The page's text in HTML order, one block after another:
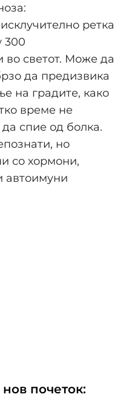
ретка
300
во светот. Може да
да предизвика
на градите, како
време не
спие од болка.
но
со хормони,
автоимуни
почеток: